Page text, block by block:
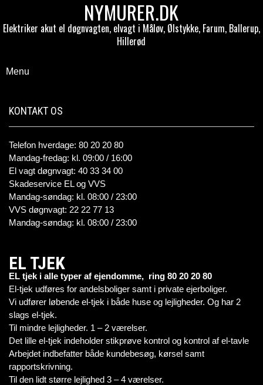
NYMURER.DK
Elektriker akut el døgnvagten, elvagt i Måløv, Ølstykke, Farum, Ballerup,
Hillerød
Menu
KONTAKT OS
Telefon hverdage: 80 20 20 80
Mandag-fredag: kl. 09:00 / 16:00
El vagt døgnvagt: 40 33 34 00
Skadeservice EL og VVS
Mandag-søndag: kl. 08:00 / 23:00
VVS døgnvagt: 22 22 77 13
Mandag-søndag: kl. 08:00 / 23:00
EL TJEK
EL tjek i alle typer af ejendomme, ring 80 20 20 80
El-tjek udføres for andelsboliger samt i private ejerboliger.
Vi udfører løbende el-tjek i både huse og lejligheder. Og har 2
slags el-tjek.
Til mindre lejligheder. 1 – 2 værelser.
Det lille el-tjek indeholder stikprøve kontrol og kontrol af el-tavle
Arbejdet indbefatter både kundebesøg, kørsel samt
rapportskrivning.
Til den lidt større lejlighed 3 – 4 værelser.